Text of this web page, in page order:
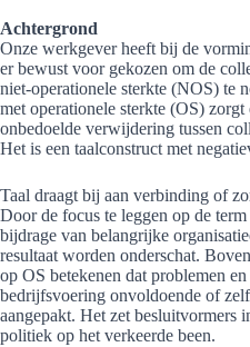
Achtergrond
Onze werkgever heeft bij de
er bewust voor gekozen om de
niet-operationele sterkte (NOS) te
met operationele sterkte (OS) zorgt
onbedoelde verwijdering tussen
Het is een taalconstruct met
Taal draagt bij aan verbinding of
Door de focus te leggen op de
bijdrage van belangrijke
resultaat worden onderschat.
op OS betekenen dat problemen en
bedrijfsvoering onvoldoende of
aangepakt. Het zet besluitvormers
politiek op het verkeerde been.